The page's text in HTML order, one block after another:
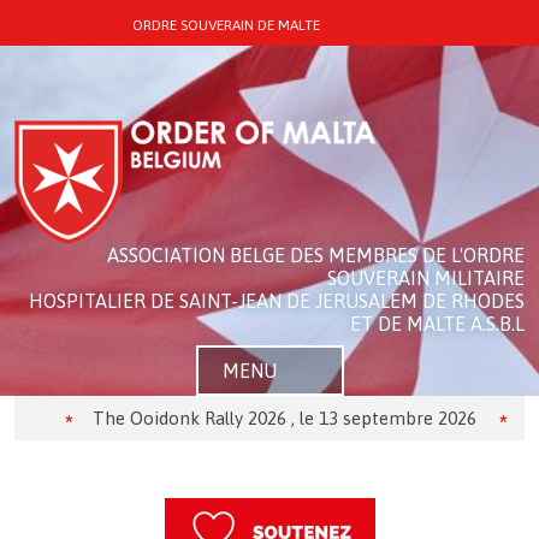
ORDRE SOUVERAIN DE MALTE
ASSOCIATION BELGE DES MEMBRES DE L'ORDRE
SOUVERAIN MILITAIRE
HOSPITALIER DE SAINT-JEAN DE JERUSALEM DE RHODES
ET DE MALTE A.S.B.L
MENU
The Ooidonk Rally 2026 , le 13 septembre 2026